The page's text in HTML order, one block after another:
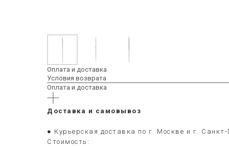
Оплата и доставка
Условия возврата
Оплата и доставка
Доставка и самовывоз
● Курьерская доставка по г. Москве и г. Санкт-
Стоимость: